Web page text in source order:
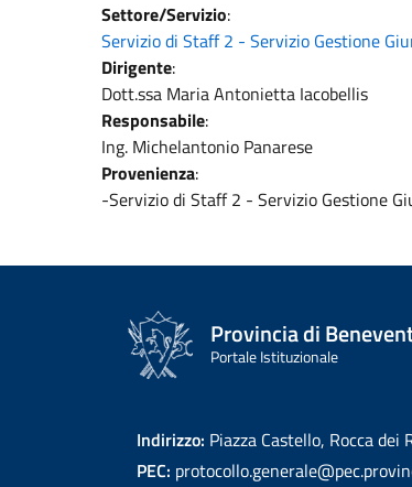
Settore/Servizio:
Servizio di Staff 2 - Servizio Gestione
Dirigente:
Dott.ssa Maria Antonietta Iacobellis
Responsabile:
Ing. Michelantonio Panarese
Provenienza:
-Servizio di Staff 2 - Servizio Gestione
Provincia di
Portale Istituzionale
Indirizzo: Piazza Castello, Rocca
PEC: